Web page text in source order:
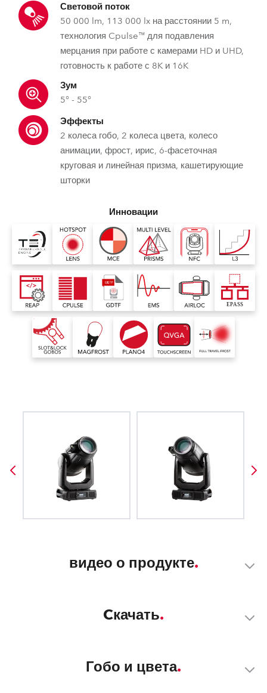
Световой поток
50 000 lm, 113 000 lx на расстоянии 5 m,
технология Cpulse™ для подавления
мерцания при работе с камерами HD и UHD,
готовность к работе с 8K и 16K
Зум
5° - 55°
Эффекты
2 колеса гобо, 2 колеса цвета, колесо
анимации, фрост, ирис, 6-фасеточная
круговая и линейная призма, кашетирующие
шторки
Инновации
видео о продукте
Cкачать
Гобо и цвета